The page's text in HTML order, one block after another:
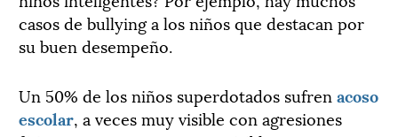
casos de bullying a los niños que destacan por
su buen desempeño.
Un 50% de los niños superdotados sufren acoso
escolar, a veces muy visible con agresiones